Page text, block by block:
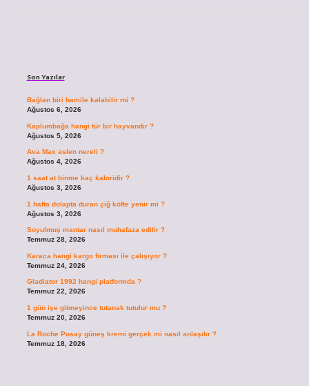
Son Yazılar
Bağlan biri hamile kalabilir mi ?
Ağustos 6, 2026
Kaplumbağa hangi tür bir hayvandır ?
Ağustos 5, 2026
Ava Max aslen nereli ?
Ağustos 4, 2026
1 saat at binme kaç kaloridir ?
Ağustos 3, 2026
1 hafta dolapta duran çiğ köfte yenir mi ?
Ağustos 3, 2026
Soyulmuş mantar nasıl muhafaza edilir ?
Temmuz 28, 2026
Karaca hangi kargo firması ile çalışıyor ?
Temmuz 24, 2026
Gladiator 1992 hangi platformda ?
Temmuz 22, 2026
1 gün işe gitmeyince tutanak tutulur mu ?
Temmuz 20, 2026
La Roche Posay güneş kremi gerçek mi nasıl anlaşılır ?
Temmuz 18, 2026